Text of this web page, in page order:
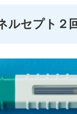
ルセプト２